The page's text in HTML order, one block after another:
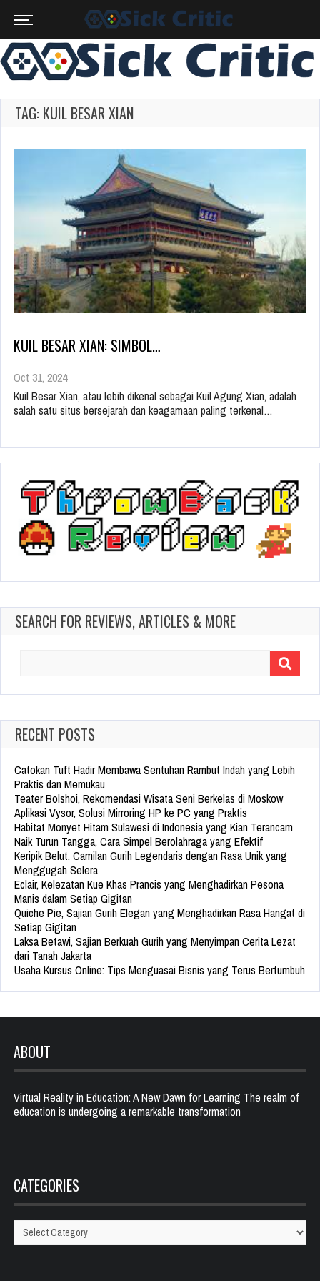
TAG: KUIL BESAR XIAN
KUIL BESAR XIAN: SIMBOL…
Oct 31, 2024
Kuil Besar Xian, atau lebih dikenal sebagai Kuil Agung Xian, adalah
salah satu situs bersejarah dan keagamaan paling terkenal…
SEARCH FOR REVIEWS, ARTICLES & MORE
RECENT POSTS
Catokan Tuft Hadir Membawa Sentuhan Rambut Indah yang Lebih
Praktis dan Memukau
Teater Bolshoi, Rekomendasi Wisata Seni Berkelas di Moskow
Aplikasi Vysor, Solusi Mirroring HP ke PC yang Praktis
Habitat Monyet Hitam Sulawesi di Indonesia yang Kian Terancam
Naik Turun Tangga, Cara Simpel Berolahraga yang Efektif
Keripik Belut, Camilan Gurih Legendaris dengan Rasa Unik yang
Menggugah Selera
Eclair, Kelezatan Kue Khas Prancis yang Menghadirkan Pesona
Manis dalam Setiap Gigitan
Quiche Pie, Sajian Gurih Elegan yang Menghadirkan Rasa Hangat di
Setiap Gigitan
Laksa Betawi, Sajian Berkuah Gurih yang Menyimpan Cerita Lezat
dari Tanah Jakarta
Usaha Kursus Online: Tips Menguasai Bisnis yang Terus Bertumbuh
ABOUT
Virtual Reality in Education: A New Dawn for Learning The realm of
education is undergoing a remarkable transformation
CATEGORIES
Categories